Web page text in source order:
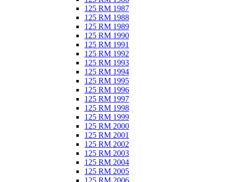
125 RM 1987
125 RM 1988
125 RM 1989
125 RM 1990
125 RM 1991
125 RM 1992
125 RM 1993
125 RM 1994
125 RM 1995
125 RM 1996
125 RM 1997
125 RM 1998
125 RM 1999
125 RM 2000
125 RM 2001
125 RM 2002
125 RM 2003
125 RM 2004
125 RM 2005
125 RM 2006